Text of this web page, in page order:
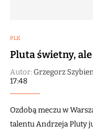
PLK
Pluta świetny,
Autor: Grzegorz
17:48
Ozdobą meczu w
talentu Andrzeja Pluty